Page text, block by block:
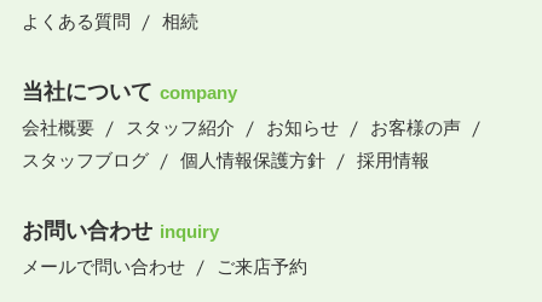
よくある質問
相続
当社について company
会社概要
スタッフ紹介 お知らせ
お客様の声
スタッフブログ
個人情報保護方針 採用情報
お問い合わせ inquiry
メールで問い合わせ
ご来店予約